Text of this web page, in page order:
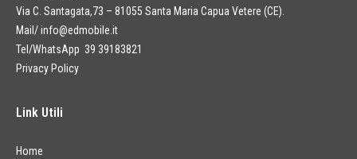
Via C. Santagata,73 – 81055 Santa Maria Capua Vetere (CE).
Mail/info@edmobile.it
Tel/WhatsApp 39 39183821
Privacy Policy
Link Utili
Home